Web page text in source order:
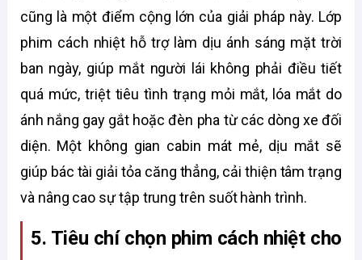
cũng là một điểm cộng lớn của giải pháp này. Lớp
phim cách nhiệt hỗ trợ làm dịu ánh sáng mặt trời
ban ngày, giúp mắt người lái không phải điều tiết
quá mức, triệt tiêu tình trạng mỏi mắt, lóa mắt do
ánh nắng gay gắt hoặc đèn pha từ các dòng xe đối
diện. Một không gian cabin mát mẻ, dịu mắt sẽ
giúp bác tài giải tỏa căng thẳng, cải thiện tâm trạng
và nâng cao sự tập trung trên suốt hành trình.
5. Tiêu chí chọn phim cách nhiệt cho